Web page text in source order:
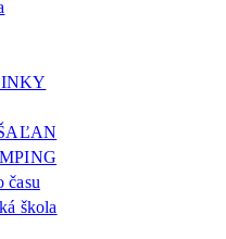
času
škola